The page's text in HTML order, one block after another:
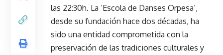
las 22:30h. La ‘Escola de Danses Orpesa’,
desde su fundación hace dos décadas, ha
sido una entidad comprometida con la
preservación de las tradiciones culturales y